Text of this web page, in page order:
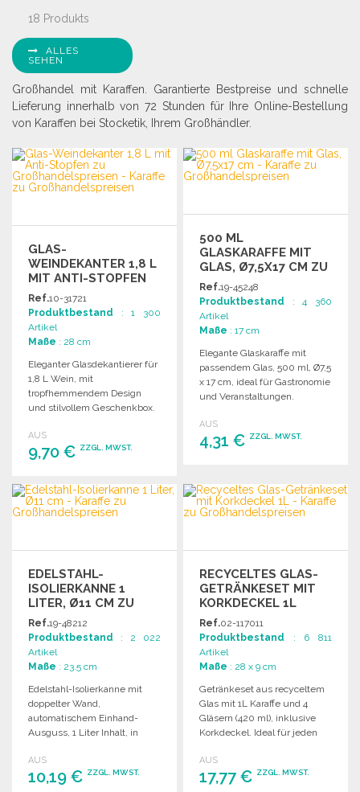
18 Produkts
ALLES
SEHEN
Großhandel mit Karaffen. Garantierte Bestpreise und schnelle
Lieferung innerhalb von 72 Stunden für Ihre Online-Bestellung
von Karaffen bei Stocketik, Ihrem Großhändler.
GLAS-
WEINDEKANTER 1,8 L
MIT ANTI-STOPFEN
Ref.10-31721
Produktbestand : 1 300
Artikel
Maße : 28 cm
Eleganter Glasdekantierer für
1,8 L Wein, mit
tropfhemmendem Design
und stilvollem Geschenkbox.
AUS
9,70 € ZZGL. MWST.
BESTELLEN
Angebot anfordern
500 ML
GLASKARAFFE MIT
GLAS, Ø7,5X17 CM ZU
GROSSHANDELSPREISEN
Ref.19-45248
Produktbestand : 4 360
Artikel
Maße : 17 cm
Elegante Glaskaraffe mit
passendem Glas, 500 ml, Ø7,5
x 17 cm, ideal für Gastronomie
und Veranstaltungen.
Stück.
AUS
4,31 € ZZGL. MWST.
Angebot anfordern
EDELSTAHL-
ISOLIERKANNE 1
LITER, Ø11 CM ZU
GROSSHANDELSPREISEN
Ref.19-48212
Produktbestand : 2 022
Artikel
Maße : 23.5 cm
Edelstahl-Isolierkanne mit
doppelter Wand,
automatischem Einhand-
Ausguss, 1 Liter Inhalt, in
Großhandel.
AUS
10,19 € ZZGL. MWST.
RECYCELTES GLAS-
GETRÄNKESET MIT
KORKDECKEL 1L
Ref.02-117011
Produktbestand : 6 811
Artikel
Maße : 28 x 9 cm
Getränkeset aus recyceltem
Glas mit 1L Karaffe und 4
Gläsern (420 ml), inklusive
Korkdeckel. Ideal für jeden
AUS
17,77 € ZZGL. MWST.